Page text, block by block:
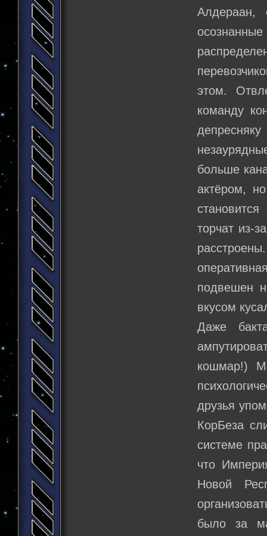
Алдераан,
этом.
команду
больше
актёром,
торчат из-
подвешен
вкусом
Даже
кошмар!)
друзья
КорБеза
системе
что
Новой
было за